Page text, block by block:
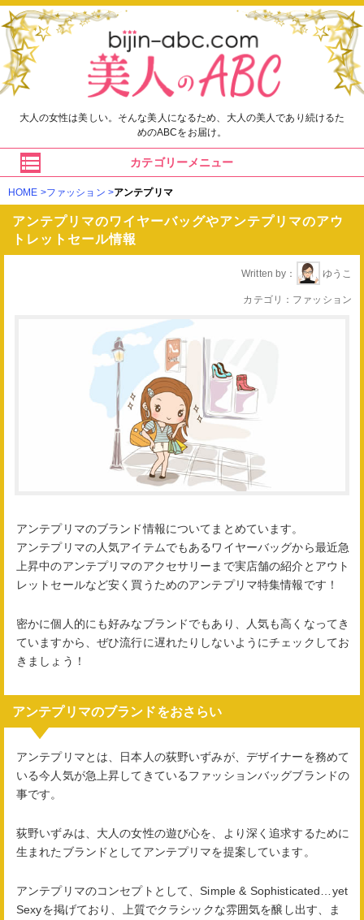
大人の女性は美しい。そんな美人になるため、大人の美人であり続けるた
めのABCをお届け。
カテゴリーメニュー
HOME ファッション アンテプリマ
アンテプリマのワイヤーバッグやアンテプリマのアウ
トレットセール情報
Written by ゆうこ
カテゴリ ファッション
アンテプリマのブランド情報についてまとめています。
アンテプリマの人気アイテムでもあるワイヤーバッグから最近急
上昇中のアンテプリマのアクセサリーまで実店舗の紹介とアウト
レットセールなど安く買うためのアンテプリマ特集情報です！
密かに個人的にも好みなブランドでもあり、人気も高くなってき
ていますから、ぜひ流行に遅れたりしないようにチェックしてお
きましょう！
アンテプリマのブランドをおさらい
アンテプリマとは、日本人の荻野いずみが、デザイナーを務めて
いる今人気が急上昇してきているファッションバッグブランドの
事です。
荻野いずみは、大人の女性の遊び心を、より深く追求するために
生まれたブランドとしてアンテプリマを提案しています。
アンテプリマのコンセプトとして、Simple & Sophisticated…yet
Sexyを掲げており、上質でクラシックな雰囲気を醸し出す、ま